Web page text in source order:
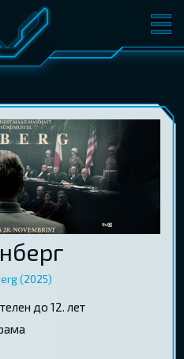
БИЛЕТЫ
КИНОКЛУБ-V
ПОДАРОЧНЫЕ КАРТЫ
(2025)
до 12. лет